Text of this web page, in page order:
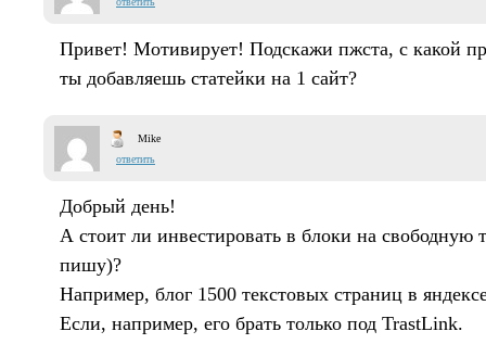
Привет! Мотивирует! Подскажи пжста, с какой
ты добавляешь статейки на 1 сайт?
Mike
ответить
Добрый день!
А стоит ли инвестировать в блоки на свободную
пишу)?
Например, блог 1500 текстовых страниц в
Если, например, его брать только под TrastLink.